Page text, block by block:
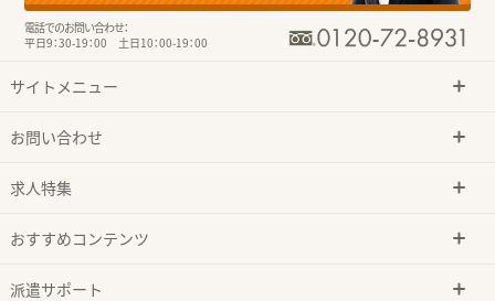
電話でのお問い合わせ：
平日9：30-19：00 土日10：00-19：00
サイトメニュー
お問い合わせ
求人特集
おすすめコンテンツ
派遣サポート